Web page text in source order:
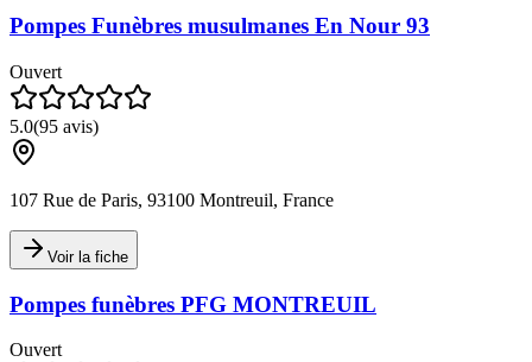
Pompes Funèbres musulmanes En Nour 93
Ouvert
5.0(95 avis)
107 Rue de Paris, 93100 Montreuil, France
Voir la fiche
Pompes funèbres PFG MONTREUIL
Ouvert